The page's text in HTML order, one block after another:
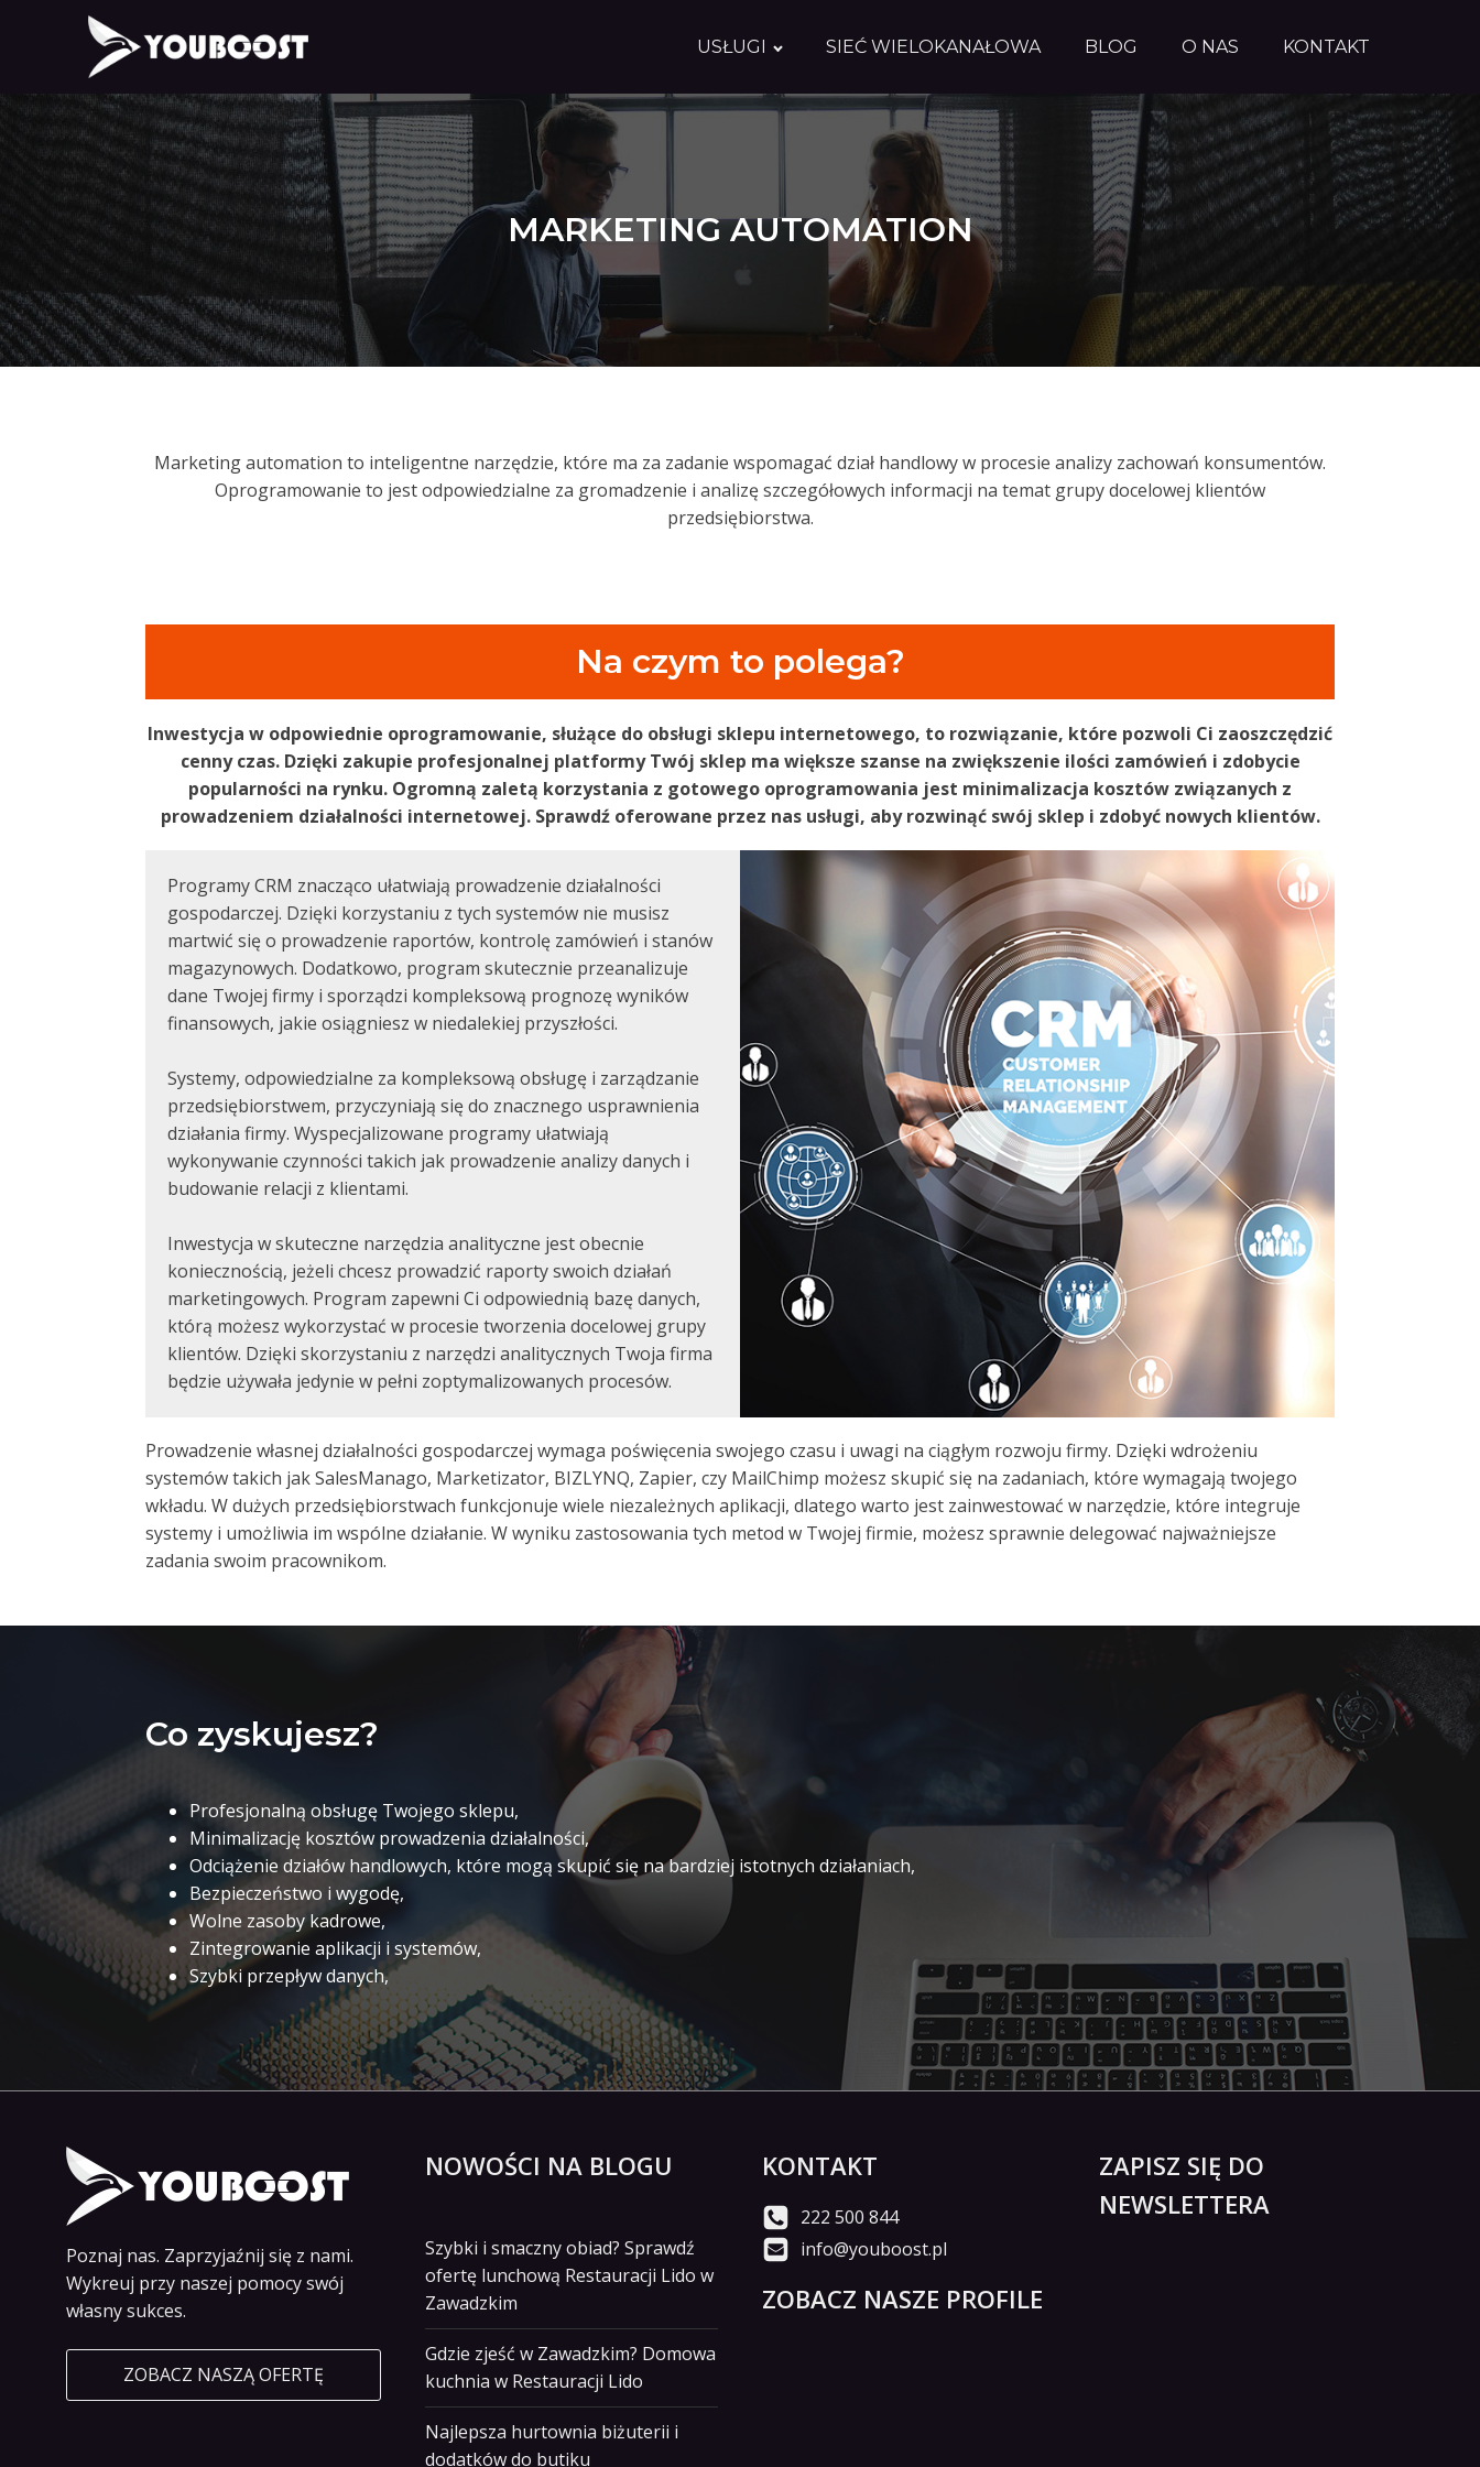
USŁUGI SIEĆ WIELOKANAŁOWA BLOG O NAS KONTAKT
MARKETING AUTOMATION
Marketing automation to inteligentne narzędzie, które ma za zadanie wspomagać dział handlowy w procesie analizy zachowań konsumentów.
Oprogramowanie to jest odpowiedzialne za gromadzenie i analizę szczegółowych informacji na temat grupy docelowej klientów
przedsiębiorstwa.
Na czym to polega?
Inwestycja w odpowiednie oprogramowanie, służące do obsługi sklepu internetowego, to rozwiązanie, które pozwoli Ci zaoszczędzić
cenny czas. Dzięki zakupie profesjonalnej platformy Twój sklep ma większe szanse na zwiększenie ilości zamówień i zdobycie
popularności na rynku. Ogromną zaletą korzystania z gotowego oprogramowania jest minimalizacja kosztów związanych z
prowadzeniem działalności internetowej. Sprawdź oferowane przez nas usługi, aby rozwinąć swój sklep i zdobyć nowych klientów.
Programy CRM znacząco ułatwiają prowadzenie działalności
gospodarczej. Dzięki korzystaniu z tych systemów nie musisz
martwić się o prowadzenie raportów, kontrolę zamówień i stanów
magazynowych. Dodatkowo, program skutecznie przeanalizuje
dane Twojej firmy i sporządzi kompleksową prognozę wyników
finansowych, jakie osiągniesz w niedalekiej przyszłości.
Systemy, odpowiedzialne za kompleksową obsługę i zarządzanie
przedsiębiorstwem, przyczyniają się do znacznego usprawnienia
działania firmy. Wyspecjalizowane programy ułatwiają
wykonywanie czynności takich jak prowadzenie analizy danych i
budowanie relacji z klientami.
Inwestycja w skuteczne narzędzia analityczne jest obecnie
koniecznością, jeżeli chcesz prowadzić raporty swoich działań
marketingowych. Program zapewni Ci odpowiednią bazę danych,
którą możesz wykorzystać w procesie tworzenia docelowej grupy
klientów. Dzięki skorzystaniu z narzędzi analitycznych Twoja firma
będzie używała jedynie w pełni zoptymalizowanych procesów.
Prowadzenie własnej działalności gospodarczej wymaga poświęcenia swojego czasu i uwagi na ciągłym rozwoju firmy. Dzięki wdrożeniu
systemów takich jak SalesManago, Marketizator, BIZLYNQ, Zapier, czy MailChimp możesz skupić się na zadaniach, które wymagają twojego
wkładu. W dużych przedsiębiorstwach funkcjonuje wiele niezależnych aplikacji, dlatego warto jest zainwestować w narzędzie, które integruje
systemy i umożliwia im wspólne działanie. W wyniku zastosowania tych metod w Twojej firmie, możesz sprawnie delegować najważniejsze
zadania swoim pracownikom.
Co zyskujesz?
Profesjonalną obsługę Twojego sklepu,
Minimalizację kosztów prowadzenia działalności,
Odciążenie działów handlowych, które mogą skupić się na bardziej istotnych działaniach,
Bezpieczeństwo i wygodę,
Wolne zasoby kadrowe,
Zintegrowanie aplikacji i systemów,
Szybki przepływ danych,
Poznaj nas. Zaprzyjaźnij się z nami.
Wykreuj przy naszej pomocy swój
własny sukces.
ZOBACZ NASZĄ OFERTĘ
NOWOŚCI NA BLOGU
Szybki i smaczny obiad? Sprawdź
ofertę lunchową Restauracji Lido w
Zawadzkim
Gdzie zjeść w Zawadzkim? Domowa
kuchnia w Restauracji Lido
Najlepsza hurtownia biżuterii i
dodatków do butiku
KONTAKT
222 500 844
info@youboost.pl
ZOBACZ NASZE PROFILE
ZAPISZ SIĘ DO
NEWSLETTERA